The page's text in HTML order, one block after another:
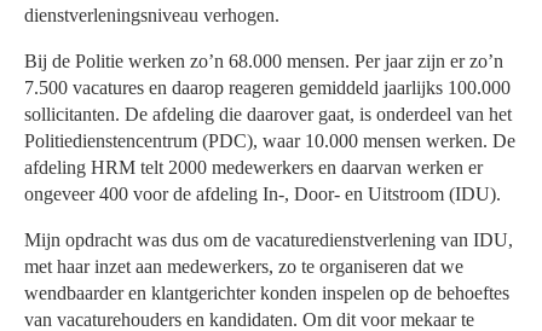
dienstverleningsniveau verhogen.
Bij de Politie werken zo’n 68.000 mensen. Per jaar zijn er zo’n
7.500 vacatures en daarop reageren gemiddeld jaarlijks 100.000
sollicitanten. De afdeling die daarover gaat, is onderdeel van het
Politiedienstencentrum (PDC), waar 10.000 mensen werken. De
afdeling HRM telt 2000 medewerkers en daarvan werken er
ongeveer 400 voor de afdeling In-, Door- en Uitstroom (IDU).
Mijn opdracht was dus om de vacaturedienstverlening van IDU,
met haar inzet aan medewerkers, zo te organiseren dat we
wendbaarder en klantgerichter konden inspelen op de behoeftes
van vacaturehouders en kandidaten. Om dit voor mekaar te